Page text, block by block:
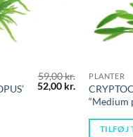
59,00kr.
Den
oprindelige
52,00 kr. Den
aktuelle
52,00 kr..
PLANTER
“Medium
TILFØJ